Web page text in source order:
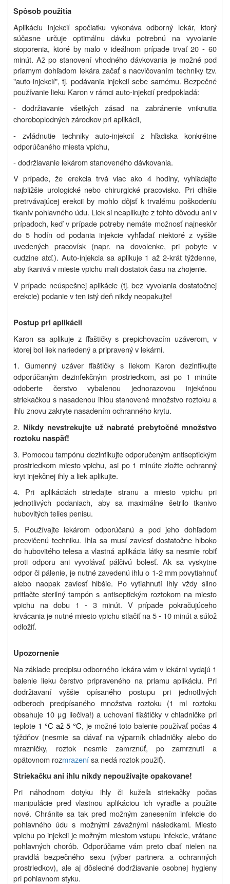
Spôsob použitia
Aplikáciu injekcií spočiatku vykonáva odborný lekár, ktorý
súčasne určuje optimálnu dávku potrebnú na vyvolanie
stoporenia, ktoré by malo v ideálnom prípade trvať 20 - 60
minút. Až po stanovení vhodného dávkovania je možné pod
priamym dohľadom lekára začať s nacvičovaním techniky tzv.
"auto-injekcií", tj. podávania injekcií sebe samému. Bezpečné
používanie lieku Karon v rámci auto-injekcií predpokladá:
- dodržiavanie všetkých zásad na zabránenie vniknutia
choroboplodných zárodkov pri aplikácii,
- zvládnutie techniky auto-injekcií z hľadiska konkrétne
odporúčaného miesta vpichu,
- dodržiavanie lekárom stanoveného dávkovania.
V prípade, že erekcia trvá viac ako 4 hodiny, vyhľadajte
najbližšie urologické nebo chirurgické pracovisko. Pri dlhšie
pretrvávajúcej erekcii by mohlo dôjsť k trvalému poškodeniu
tkanív pohlavného údu. Liek si neaplikujte z tohto dôvodu ani v
prípadoch, keď v prípade potreby nemáte možnosť najneskôr
do 5 hodín od podania injekcie vyhľadať niektoré z vyššie
uvedených pracovísk (napr. na dovolenke, pri pobyte v
cudzine atď.). Auto-injekcia sa aplikuje 1 až 2-krát týždenne,
aby tkanivá v mieste vpichu mali dostatok času na zhojenie.
V prípade neúspešnej aplikácie (tj. bez vyvolania dostatočnej
erekcie) podanie v ten istý deň nikdy neopakujte!
Postup pri aplikácii
Karon sa aplikuje z fľaštičky s prepichovacím uzáverom, v
ktorej bol liek nariedený a pripravený v lekárni.
1. Gumenný uzáver fľaštičky s liekom Karon dezinfikujte
odporúčaným dezinfekčným prostriedkom, asi po 1 minúte
odoberte čerstvo vybalenou jednorazovou injekčnou
striekačkou s nasadenou ihlou stanovené množstvo roztoku a
ihlu znovu zakryte nasadením ochranného krytu.
2. Nikdy nevstrekujte už nabraté prebytočné množstvo
roztoku naspäť!
3. Pomocou tampónu dezinfikujte odporučeným antiseptickým
prostriedkom miesto vpichu, asi po 1 minúte zložte ochranný
kryt injekčnej ihly a liek aplikujte.
4. Pri aplikáciách striedajte stranu a miesto vpichu pri
jednotlivých podaniach, aby sa maximálne šetrilo tkanivo
hubovitých telies penisu.
5. Používajte lekárom odporúčanú a pod jeho dohľadom
precvičenú techniku. Ihla sa musí zaviesť dostatočne hlboko
do hubovitého telesa a vlastná aplikácia látky sa nesmie robiť
proti odporu ani vyvolávať pálčivú bolesť. Ak sa vyskytne
odpor či pálenie, je nutné zavedenú ihlu o 1-2 mm povytiahnuť
alebo naopak zaviesť hlbšie. Po vytiahnutí ihly vždy silno
pritlačte sterilný tampón s antiseptickým roztokom na miesto
vpichu na dobu 1 - 3 minút. V prípade pokračujúceho
krvácania je nutné miesto vpichu stlačiť na 5 - 10 minút a súlož
odložiť.
Upozornenie
Na základe predpisu odborného lekára vám v lekárni vydajú 1
balenie lieku čerstvo pripraveného na priamu aplikáciu. Pri
dodržiavaní vyššie opísaného postupu pri jednotlivých
odberoch predpísaného množstva roztoku (1 ml roztoku
obsahuje 10 μg liečiva!) a uchovaní fľaštičky v chladničke pri
teplote 1 °C až 5 °C, je možné toto balenie používať počas 4
týždňov (nesmie sa dávať na výparník chladničky alebo do
mrazničky, roztok nesmie zamrznúť, po zamrznutí a
opätovnom rozmrazenísa nedá roztok použiť).
Striekačku ani ihlu nikdy nepoužívajte opakovane!
Pri náhodnom dotyku ihly či kužeľa striekačky počas
manipulácie pred vlastnou aplikáciou ich vyraďte a použite
nové. Chránite sa tak pred možným zanesením infekcie do
pohlavného údu s možnými závažnými následkami. Miesto
vpichu po injekcii je možným miestom vstupu infekcie, vrátane
pohlavných chorôb. Odporúčame vám preto dbať nielen na
pravidlá bezpečného sexu (výber partnera a ochranných
prostriedkov), ale aj dôsledné dodržiavanie osobnej hygieny
pri pohlavnom styku.